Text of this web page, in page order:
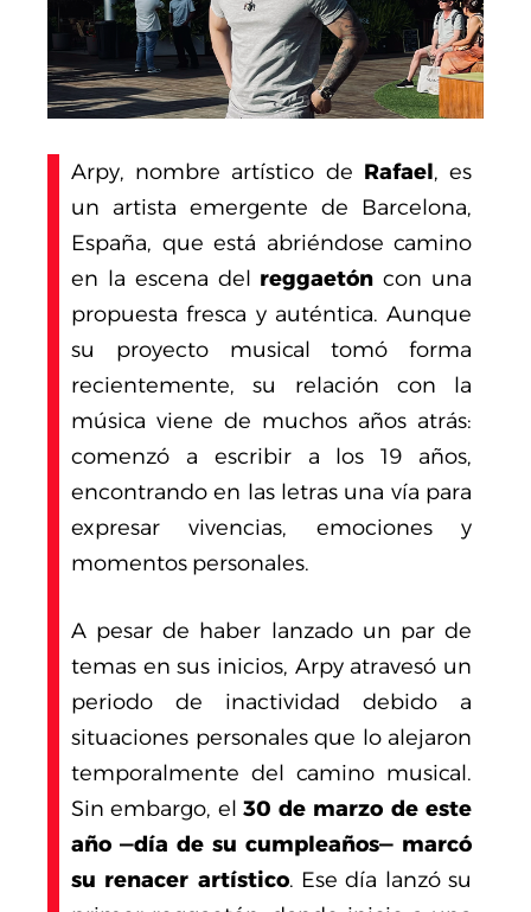
Arpy, nombre artístico de Rafael, es
un artista emergente de Barcelona,
España, que está abriéndose camino
en la escena del reggaetón con una
propuesta fresca y auténtica. Aunque
su proyecto musical tomó forma
recientemente, su relación con la
música viene de muchos años atrás:
comenzó a escribir a los 19 años,
encontrando en las letras una vía para
expresar vivencias, emociones y
momentos personales.
A pesar de haber lanzado un par de
temas en sus inicios, Arpy atravesó un
periodo de inactividad debido a
situaciones personales que lo alejaron
temporalmente del camino musical.
Sin embargo, el 30 de marzo de este
año —día de su cumpleaños— marcó
su renacer artístico. Ese día lanzó su